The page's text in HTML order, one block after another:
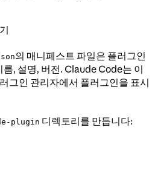
의 매니페스트 파일은 플러그인
, 설명, 버전. Claude Code는 이
그인 관리자에서 플러그인을 표시
plugin 디렉토리를 만듭니다: